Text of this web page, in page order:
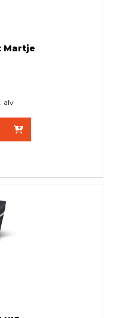
Martje
alv